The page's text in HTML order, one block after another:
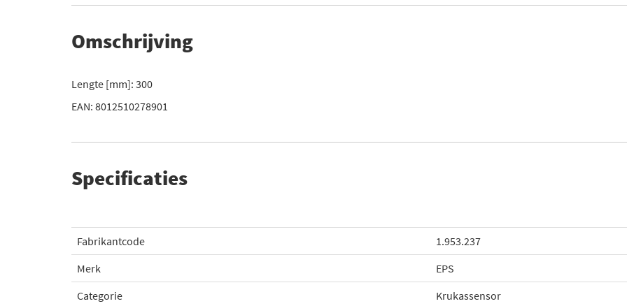
Omschrijving
Lengte [mm]: 300
EAN: 8012510278901
Specificaties
Fabrikantcode
1.953.237
Merk
EPS
Categorie
Krukassensor